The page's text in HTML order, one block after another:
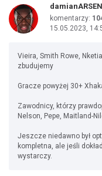
komentarzy:
15.05.2023,
Vieira, Smith Rowe,
zbudujemy
Gracze powyżej 30+
Zawodnicy, którzy
Nelson, Pepe, Maitland-
Jeszcze niedawno był
kompletna, ale jeśli
wystarczy.